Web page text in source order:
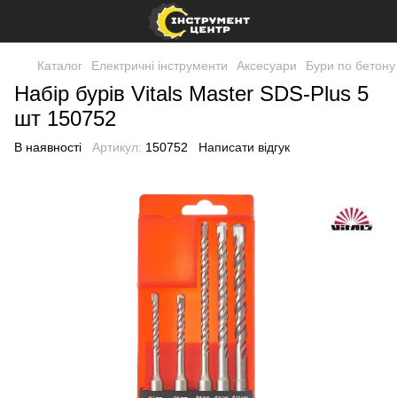
Каталог Електричні інструменти Аксесуари Бури по бетону
Набір бурів Vitals Master SDS-Plus 5
шт 150752
В наявності Артикул: 150752 Написати відгук